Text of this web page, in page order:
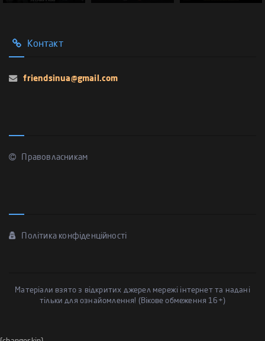
Контакт
friendsinua@gmail.com
Правовласникам
Політика конфіденційності
Матеріали взято з відкритих джерел мережі інтернет та надані
тільки для ознайомлення! (Вікове обмеження 16+)